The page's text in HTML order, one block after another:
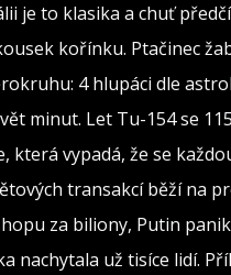
je to klasika a chuť
kořínku. Ptačinec
4 hlupáci dle
minut. Let Tu-154 se
která vypadá, že se
transakcí běží na
za biliony, Putin
nachytala už tisíce lidí.